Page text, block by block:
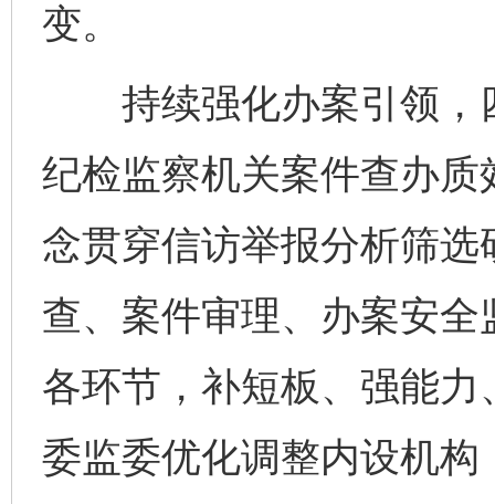
变。
持续强化办案引领，
纪检监察机关案件查办质
念贯穿信访举报分析筛
查、案件审理、办案安
各环节，补短板、强能
委监委优化调整内设机